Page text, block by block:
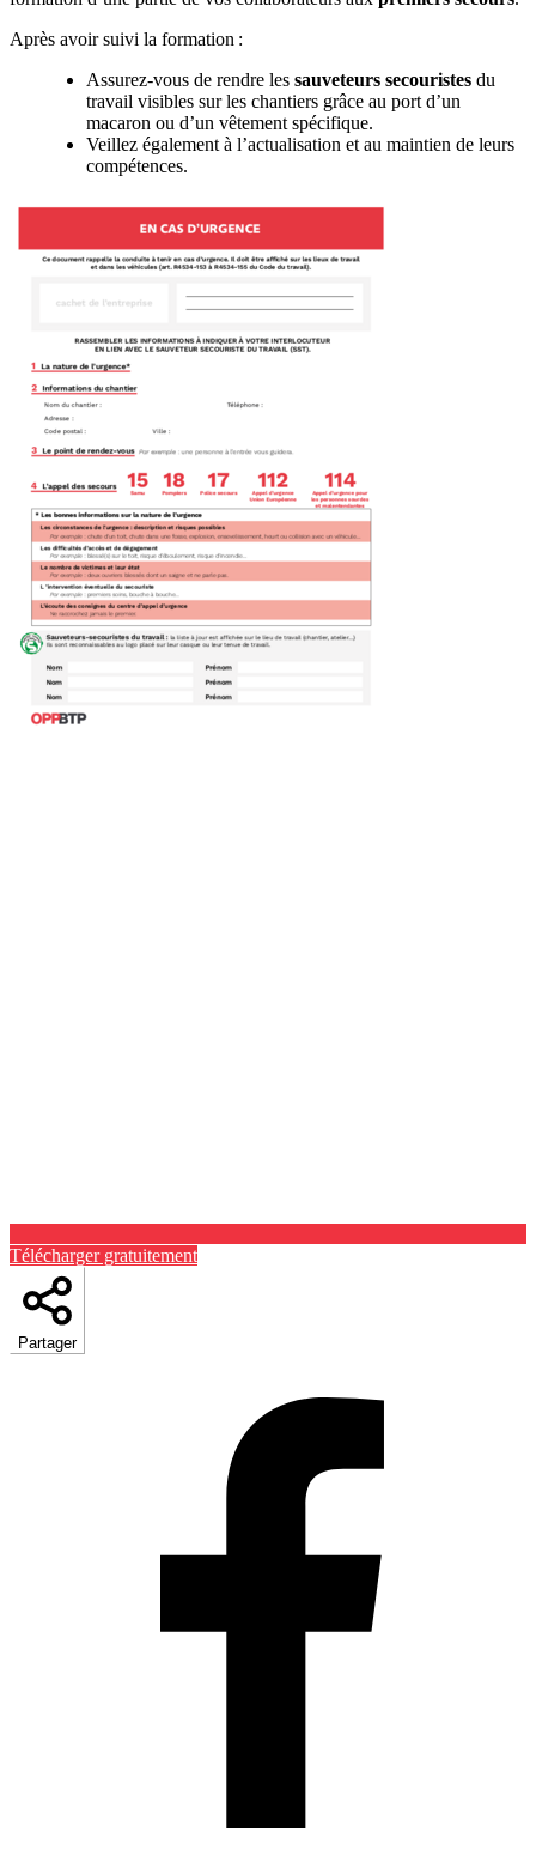
Après avoir suivi la formation :
Assurez-vous de rendre les sauveteurs secouristes du
travail visibles sur les chantiers grâce au port d’un
macaron ou d’un vêtement spécifique.
Veillez également à l’actualisation et au maintien de leurs
compétences.
Télécharger gratuitement
Partager